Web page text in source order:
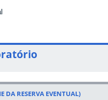
DA RESERVA EVENTUAL)